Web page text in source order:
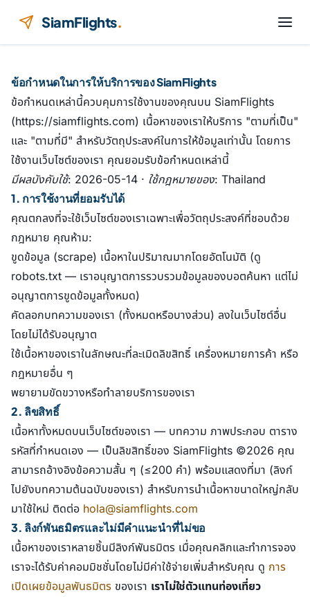
SiamFlights.
ข้อกำหนดในการให้บริการของ SiamFlights
ข้อกำหนดเหล่านี้ควบคุมการใช้งานของคุณบน SiamFlights
(https://siamflights.com) เนื้อหาของเราให้บริการ "ตามที่เป็น"
และ "ตามที่มี" สำหรับวัตถุประสงค์ในการให้ข้อมูลเท่านั้น โดยการ
ใช้งานเว็บไซต์ของเรา คุณยอมรับข้อกำหนดเหล่านี้
มีผลบังคับใช้: 2026-05-14 · ใช้กฎหมายของ: Thailand
1. การใช้งานที่ยอมรับได้
คุณตกลงที่จะใช้เว็บไซต์ของเราเฉพาะเพื่อวัตถุประสงค์ที่ชอบด้วย
กฎหมาย คุณห้าม:
ขูดข้อมูล (scrape) เนื้อหาในปริมาณมากโดยอัตโนมัติ (ดู
robots.txt — เราอนุญาตการรวบรวมข้อมูลของบอตค้นหา แต่ไม่
อนุญาตการขูดข้อมูลทั้งหมด)
คัดลอกบทความของเรา (ทั้งหมดหรือบางส่วน) ลงในเว็บไซต์อื่น
โดยไม่ได้รับอนุญาต
ใช้เนื้อหาของเราในลักษณะที่ละเมิดลิขสิทธิ์ เครื่องหมายการค้า หรือ
กฎหมายอื่น ๆ
พยายามขัดขวางหรือทำลายบริการของเรา
2. ลิขสิทธิ์
เนื้อหาทั้งหมดบนเว็บไซต์ของเรา — บทความ ภาพประกอบ ตาราง
รหัสที่กำหนดเอง — เป็นลิขสิทธิ์ของ SiamFlights ©2026 คุณ
สามารถอ้างอิงข้อความสั้น ๆ (≤200 คำ) พร้อมแสดงที่มา (ลิงก์
ไปยังบทความต้นฉบับของเรา) สำหรับการนำเนื้อหาขนาดใหญ่กลับ
มาใช้ใหม่ ติดต่อ hola@siamflights.com
3. ลิงก์พันธมิตรและไม่มีคำแนะนำที่ไม่ขอ
เนื้อหาของเราหลายชิ้นมีลิงก์พันธมิตร เมื่อคุณคลิกและทำการจอง
เราจะได้รับค่าคอมมิชชั่นโดยไม่มีค่าใช้จ่ายเพิ่มสำหรับคุณ ดู การ
เปิดเผยข้อมูลพันธมิตร ของเรา เราไม่ใช่ตัวแทนท่องเที่ยว